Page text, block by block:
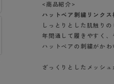
ウェア・パジャマ
お問い合わせについて
<商品紹介>
ハットベア刺繍リンク
しっとりとした肌触り
年間通して履きやすく、
ハットベアの刺繍がかわ
ざっくりとしたメッシ